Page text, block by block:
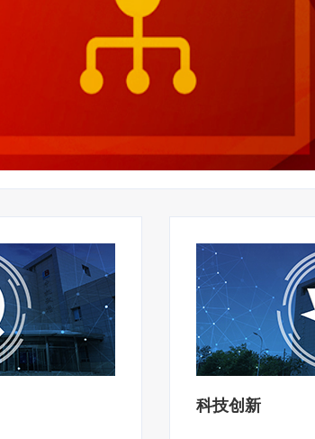
科技创新